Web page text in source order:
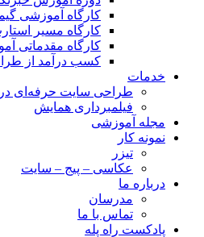
کارگاه آموزشی
کارگاه مسیر
کارگاه مقدماتی
کسب درآمد از
خدمات
طراحی سایت حرفه‌ای
فیلمبرداری همایش
مجله آموزشی
نمونه کار
تیزر
عکاسی – پیج – سایت
درباره ما
مدرسان
تماس با ما
پادکست راه پله